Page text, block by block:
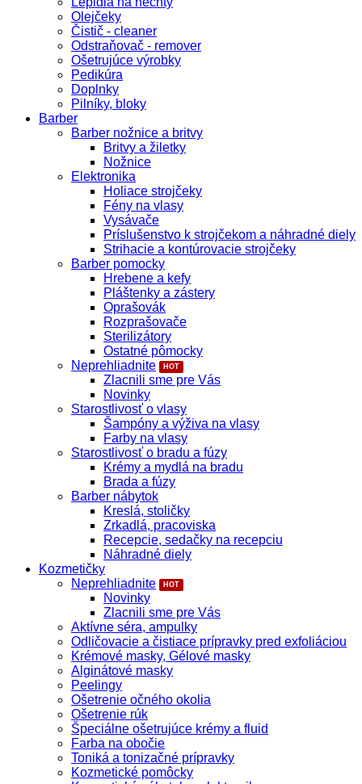
Olejčeky
Čistič - cleaner
Odstraňovač - remover
Ošetrujúce výrobky
Pedikúra
Doplnky
Pilníky, bloky
Barber
Barber nožnice a britvy
Britvy a žiletky
Nožnice
Elektronika
Holiace strojčeky
Fény na vlasy
Vysávače
Príslušenstvo k strojčekom a náhradné diely
Strihacie a kontúrovacie strojčeky
Barber pomocky
Hrebene a kefy
Pláštenky a zástery
Oprašovák
Rozprašovače
Sterilizátory
Ostatné pômocky
Neprehliadnite
Zlacnili sme pre Vás
Novinky
Starostlivosť o vlasy
Šampóny a výživa na vlasy
Farby na vlasy
Starostlivosť o bradu a fúzy
Krémy a mydlá na bradu
Brada a fúzy
Barber nábytok
Kreslá, stoličky
Zrkadlá, pracoviska
Recepcie, sedačky na recepciu
Náhradné diely
Kozmetičky
Neprehliadnite
Novinky
Zlacnili sme pre Vás
Aktívne séra, ampulky
Odličovacie a čistiace prípravky pred exfoliáciou
Krémové masky, Gélové masky
Alginátové masky
Peelingy
Ošetrenie očného okolia
Ošetrenie rúk
Špeciálne ošetrujúce krémy a fluid
Farba na obočie
Toniká a tonizačné prípravky
Kozmetické pomôcky